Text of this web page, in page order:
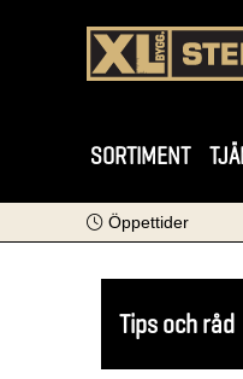
SORTIMENT
Öppettider
Tips och råd